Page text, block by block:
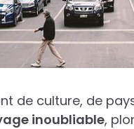
de culture, de
inoubliable,